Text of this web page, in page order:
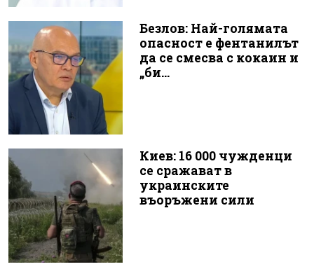
Безлов: Най-голямата
опасност е фентанилът
да се смесва с кокаин и
„би...
Киев: 16 000 чужденци
се сражават в
украинските
въоръжени сили